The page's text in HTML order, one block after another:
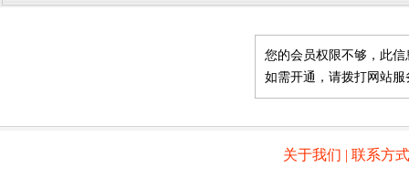
您的会员权限不够，此信
如需开通，请拨打网站服
关于我们 | 联系方式